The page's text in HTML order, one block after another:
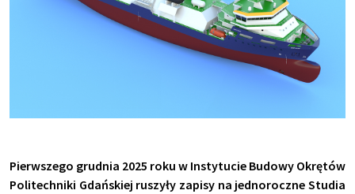
Pierwszego grudnia 2025 roku w Instytucie Budowy Okrętów
Politechniki Gdańskiej ruszyły zapisy na jednoroczne Studia